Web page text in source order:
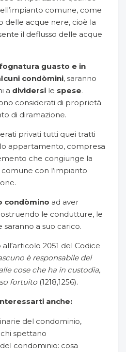
comune, come
delle acque nere, cioè la
il deflusso delle acque
guasto e in
condòmini, saranno
a dividersi le spese.
considerati di proprietà
di diramazione.
privati tutti quei tratti
appartamento, compresa
che congiunge la
con l’impianto
condòmino ad aver
le condutture, le
saranno a suo carico.
articolo 2051 del Codice
è responsabile del
cose che ha in custodia,
fortuito (1218,1256).
anche:
del condominio,
spettano
condominio: cosa